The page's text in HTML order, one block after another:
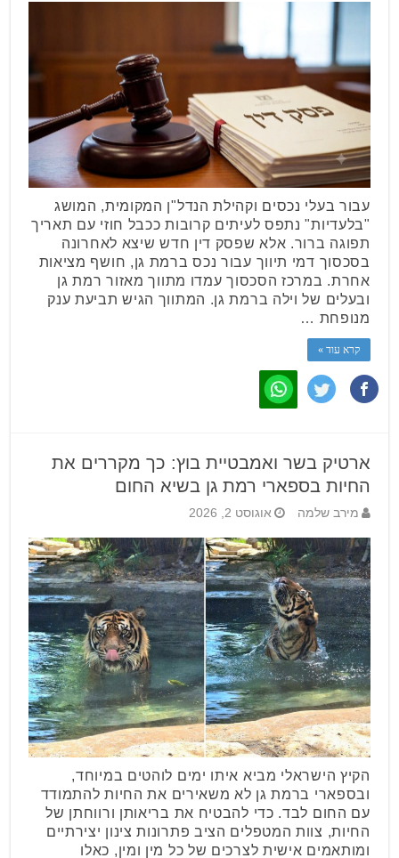
עבור בעלי נכסים וקהילת הנדל"ן המקומית, המושג
"בלעדיות" נתפס לעיתים קרובות ככבל חוזי עם תאריך
תפוגה ברור. אלא שפסק דין חדש שיצא לאחרונה
בסכסוך דמי תיווך עבור נכס ברמת גן, חושף מציאות
אחרת. במרכז הסכסוך עמדו מתווך מאזור רמת גן
ובעלים של וילה ברמת גן. המתווך הגיש תביעת ענק
מנופחת …
קרא עוד »
ארטיק בשר ואמבטיית בוץ: כך מקררים את
החיות בספארי רמת גן בשיא החום
מירב שלמה אוגוסט 2, 2026
הקיץ הישראלי מביא איתו ימים לוהטים במיוחד,
ובספארי ברמת גן לא משאירים את החיות להתמודד
עם החום לבד. כדי להבטיח את בריאותן ורווחתן של
החיות, צוות המטפלים הציב פתרונות צינון יצירתיים
ומותאמים אישית לצרכים של כל מין ומין, כאלו